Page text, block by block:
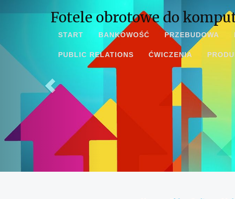
Fotele obrotowe do
START BANKOWOŚĆ PRZEBUDOWA
PUBLIC RELATIONS ĆWICZENIA